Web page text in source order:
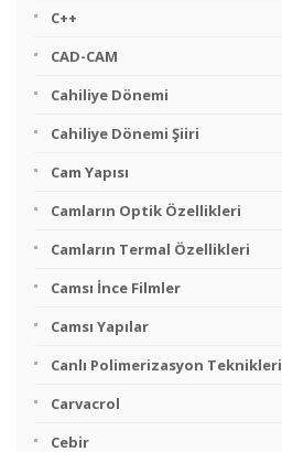
C++
CAD-CAM
Cahiliye Dönemi
Cahiliye Dönemi Şiiri
Cam Yapısı
Camların Optik Özellikleri
Camların Termal Özellikleri
Camsı İnce Filmler
Camsı Yapılar
Canlı Polimerizasyon Teknikleri
Carvacrol
Cebir